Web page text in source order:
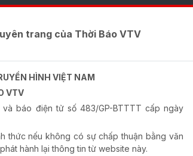
trang của Thời Báo VTV
HÌNH VIỆT NAM
VTV
báo điện tử số 483/GP-BTTTT cấp ngày
thức nếu không có sự chấp thuận bằng văn
hành lại thông tin từ website này.